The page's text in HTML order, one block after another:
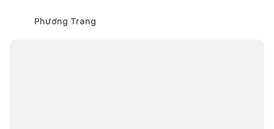
Phương Trang